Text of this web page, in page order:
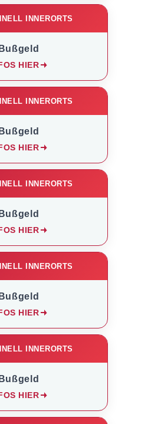
INNERORTS
HIER
INNERORTS
HIER
INNERORTS
HIER
INNERORTS
HIER
INNERORTS
HIER